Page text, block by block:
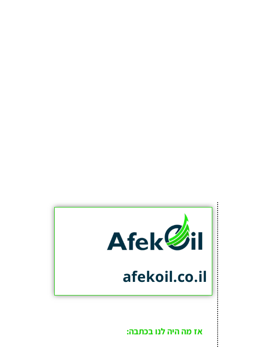
afekoil.co.il
אז מה היה לנו בכתבה: